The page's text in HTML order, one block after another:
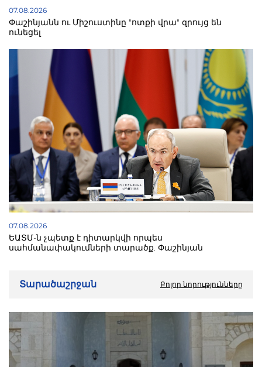
07.08.2026
Փաշինյանն ու Միշուստինը "ոտքի վրա" զրույց են
ունեցել
07.08.2026
ԵԱՏՄ-ն չպետք է դիտարկվի որպես
սահմանափակումների տարածք. Փաշինյան
Տարածաշրջան Բոլոր նորությունները